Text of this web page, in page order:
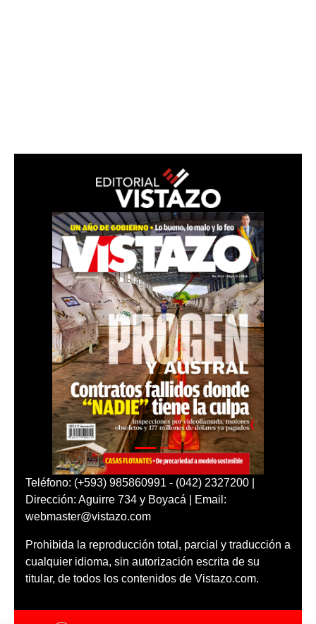
Teléfono: (+593) 985860991 - (042) 2327200 |
Dirección: Aguirre 734 y Boyacá | Email:
webmaster@vistazo.com
Prohibida la reproducción total, parcial y traducción a
cualquier idioma, sin autorización escrita de su
titular, de todos los contenidos de Vistazo.com.